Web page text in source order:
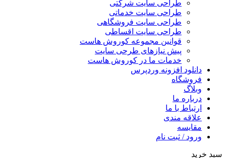
طراحی سایت شرکتی
طراحی سایت خدماتی
طراحی سایت فروشگاهی
طراحی سایت اقساطی
قوانین مجموعه کوروش هاست
پیش نیازهای طرحی سایت
خدمات ما در کوروش هاست
دانلود افزونه وردپرس
فروشگاه
وبلاگ
درباره ما
ارتباط با ما
علاقه مندی
مقایسه
ورود / ثبت نام
سبد خرید